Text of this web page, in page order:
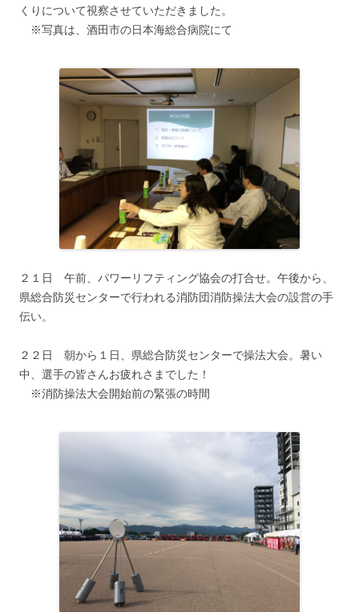
くりについて視察させていただきました。
※写真は、酒田市の日本海総合病院にて
２１日 午前、パワーリフティング協会の打合せ。午後から、
県総合防災センターで行われる消防団消防操法大会の設営の手
伝い。
２２日 朝から１日、県総合防災センターで操法大会。暑い
中、選手の皆さんお疲れさまでした！
※消防操法大会開始前の緊張の時間